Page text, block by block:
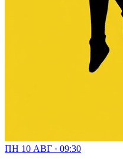
ПН 10 АВГ · 09:30